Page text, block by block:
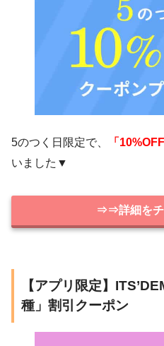
5のつく日限定で、 「
いました▼
⇒⇒詳細をチ
【アプリ限定】
種」割引クーポン